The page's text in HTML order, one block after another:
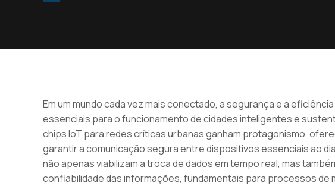
Em um mundo cada vez mais conectado, a segurança e a
essenciais para o funcionamento de cidades inteligentes e
chips IoT para redes críticas urbanas ganham protagonismo,
garantir a comunicação segura entre dispositivos essenciais ao
não apenas viabilizam a troca de dados em tempo real, mas
confiabilidade das informações, fundamentais para processos de